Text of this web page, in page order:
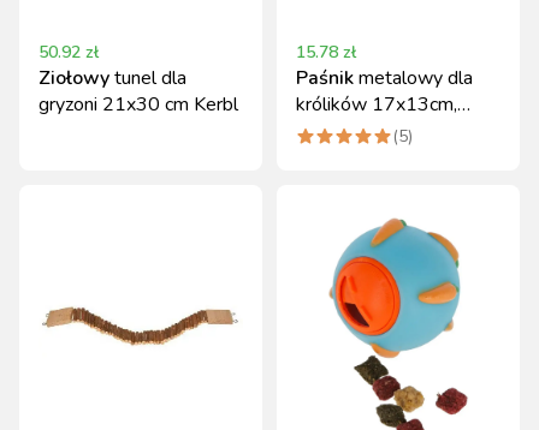
50.92 zł
Ziołowytunel dla
gryzoni 21x30 cm Kerbl
15.78 zł
Paśnikmetalowy dla
królików 17x13cm,
Kerbl
(5)